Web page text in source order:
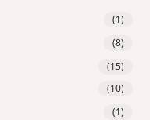
(1)
(8)
(15)
(10)
(1)